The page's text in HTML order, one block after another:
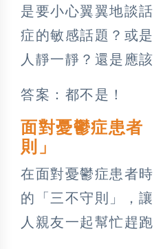
是要小心翼翼地談
症的敏感話題？或
人靜一靜？還是應
答案：都不是！
面對憂鬱症患
則」
在面對憂鬱症患者
的「三不守則」，
人親友一起幫忙趕跑